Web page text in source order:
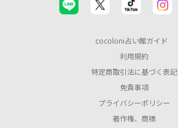
cocoloni占い館ガイド
利用規約
特定商取引法に基づく表記
免責事項
プライバシーポリシー
著作権、商標